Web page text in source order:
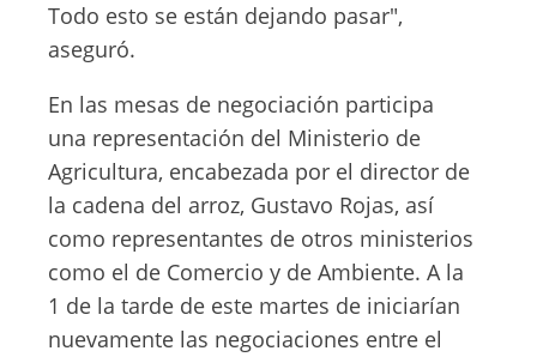
Todo esto se están dejando pasar",
aseguró.
En las mesas de negociación participa
una representación del Ministerio de
Agricultura, encabezada por el director de
la cadena del arroz, Gustavo Rojas, así
como representantes de otros ministerios
como el de Comercio y de Ambiente. A la
1 de la tarde de este martes de iniciarían
nuevamente las negociaciones entre el